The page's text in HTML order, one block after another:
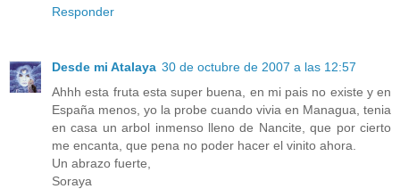
Responder
Desde mi Atalaya 30 de octubre de 2007 a las 12:57
Ahhh esta fruta esta super buena, en mi pais no existe y en
España menos, yo la probe cuando vivia en Managua, tenia
en casa un arbol inmenso lleno de Nancite, que por cierto
me encanta, que pena no poder hacer el vinito ahora.
Un abrazo fuerte,
Soraya